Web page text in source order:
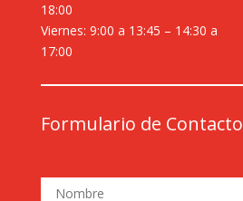
18:00
Viernes: 9:00 a 13:45 – 14:30 a
17:00
Formulario de Contacto